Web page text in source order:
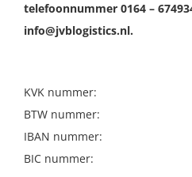
telefoonnummer 0164 –
info@jvblogistics.nl.
KVK nummer:
BTW nummer:
IBAN nummer:
BIC nummer: